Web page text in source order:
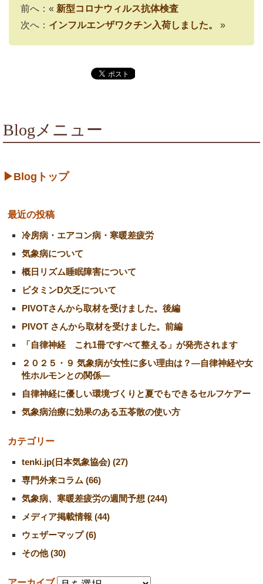
前へ：« 新型コロナウィルス抗体検査
次へ： インフルエンザワクチン入荷しました。 »
Blogメニュー
▶Blogトップ
最近の投稿
冷房病・エアコン病・寒暖差疲労
気象病について
概日リズム睡眠障害について
ビタミンD欠乏について
PIVOTさんから取材を受けました。後編
PIVOT さんから取材を受けました。前編
「自律神経 これ1冊ですべて整える」が発売されます
２０２５・９ 気象病が女性に多い理由は？―自律神経や女
性ホルモンとの関係―
自律神経に優しい環境づくりと夏でもできるセルフケアー
気象病治療に効果のある五苓散の使い方
カテゴリー
tenki.jp(日本気象協会) (27)
専門外来コラム (66)
気象病、寒暖差疲労の週間予想 (244)
メディア掲載情報 (44)
ウェザーマップ (6)
その他 (30)